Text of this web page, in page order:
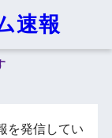
速報
を発信してい